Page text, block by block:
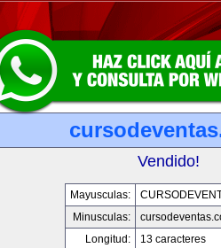
Vendido!
Mayusculas:
Minusculas:
Longitud:
13 caracteres